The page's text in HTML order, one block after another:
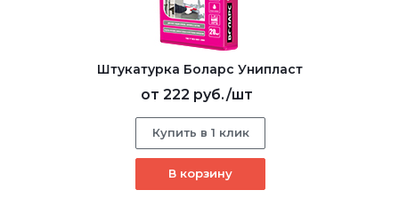
Штукатурка Боларс Унипласт
от 222 руб./шт
Купить в 1 клик
В корзину